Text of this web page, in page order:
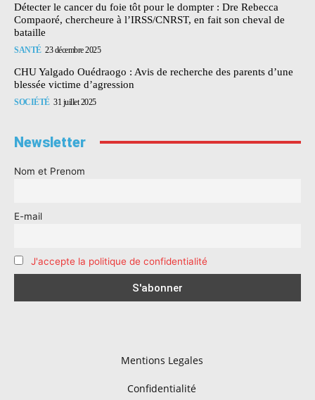
Détecter le cancer du foie tôt pour le dompter : Dre Rebecca
Compaoré, chercheure à l’IRSS/CNRST, en fait son cheval de
bataille
SANTÉ 23 décembre 2025
CHU Yalgado Ouédraogo : Avis de recherche des parents d’une
blessée victime d’agression
SOCIÉTÉ 31 juillet 2025
Newsletter
Nom et Prenom
E-mail
J'accepte la politique de confidentialité
Mentions Legales
Confidentialité